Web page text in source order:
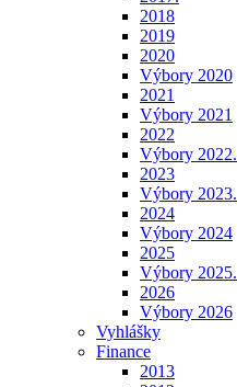
2018
2019
2020
Výbory 2020
2021
Výbory 2021
2022
Výbory 2022.
2023
Výbory 2023.
2024
Výbory 2024
2025
Výbory 2025.
2026
Výbory 2026
Vyhlášky
Finance
2013